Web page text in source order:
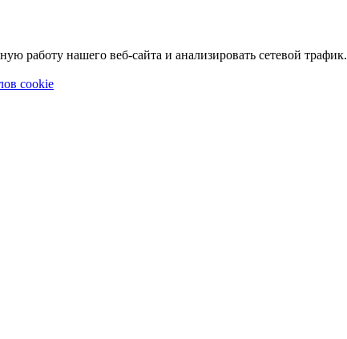
работу нашего веб-сайта и анализировать сетевой трафик.
cookie